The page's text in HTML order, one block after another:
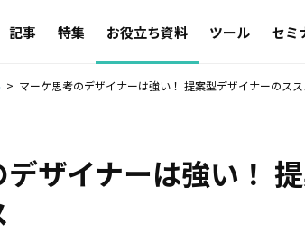
記事 特集 お役立ち資料 ツール セミ
マーケ思考のデザイナーは強い！ 提案型デザイナーのスス
ザイナーは強い！